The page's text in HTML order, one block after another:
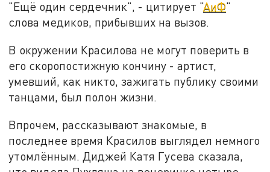
"Ещё один сердечник", - цитирует "АиФ"
слова медиков, прибывших на вызов.
В окружении Красилова не могут поверить в
его скоропостижную кончину - артист,
умевший, как никто, зажигать публику своими
танцами, был полон жизни.
Впрочем, рассказывают знакомые, в
последнее время Красилов выглядел немного
утомлённым. Диджей Катя Гусева сказала,